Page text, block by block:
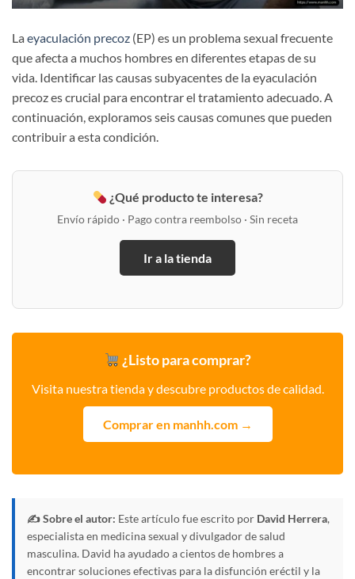
La eyaculación precoz (EP) es un problema sexual frecuente
que afecta a muchos hombres en diferentes etapas de su
vida. Identificar las causas subyacentes de la eyaculación
precoz es crucial para encontrar el tratamiento adecuado. A
continuación, exploramos seis causas comunes que pueden
contribuir a esta condición.
¿Qué producto te interesa?
Envío rápido · Pago contra reembolso · Sin receta
Ir a la tienda
¿Listo para comprar?
Visita nuestra tienda y descubre productos de calidad.
Comprar en manhh.com →
✍️ Sobre el autor: Este artículo fue escrito por David Herrera,
especialista en medicina sexual y divulgador de salud
masculina. David ha ayudado a cientos de hombres a
encontrar soluciones efectivas para la disfunción eréctil y la